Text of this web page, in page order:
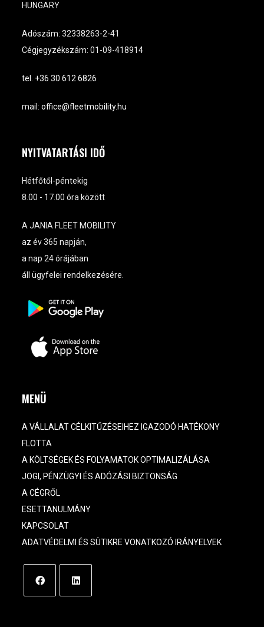
HUNGARY
Adószám: 32338263-2-41
Cégjegyzékszám: 01-09-418914
tel. +36 30 612 6826
mail:office@fleetmobility.hu
NYITVATARTÁSI IDŐ
Hétfőtől-péntekig
8.00 - 17.00 óra között
A JANIA FLEET MOBILITY
az év 365 napján,
a nap 24 órájában
áll ügyfelei rendelkezésére.
MENÜ
A VÁLLALAT CÉLKITŰZÉSEIHEZ IGAZODÓ HATÉKONY
FLOTTA
A KÖLTSÉGEK ÉS FOLYAMATOK OPTIMALIZÁLÁSA
JOGI, PÉNZÜGYI ÉS ADÓZÁSI BIZTONSÁG
A CÉGRŐL
ESETTANULMÁNY
KAPCSOLAT
ADATVÉDELMI ÉS SÜTIKRE VONATKOZÓ IRÁNYELVEK